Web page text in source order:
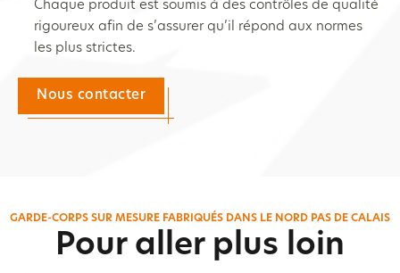
Chaque produit est soumis à des contrôles de qualité
rigoureux afin de s’assurer qu’il répond aux normes
les plus strictes.
Nous contacter
GARDE-CORPS SUR MESURE FABRIQUÉS DANS LE NORD PAS DE CALAIS
Pour aller plus loin